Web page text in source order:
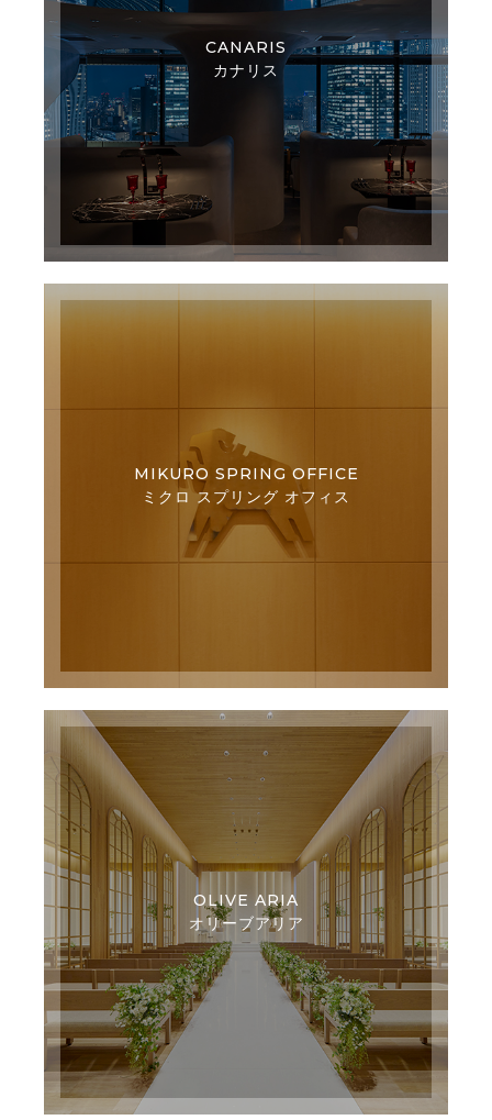
CANARIS
カナリス
MIKURO SPRING OFFICE
ミクロ スプリング オフィス
OLIVE ARIA
オリーブアリア